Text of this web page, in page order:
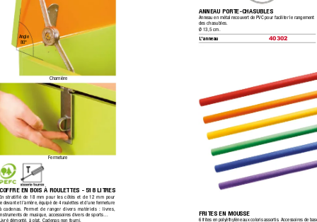
Angle
80°
Charnière
Fermeture
COFFRE EN BOIS À ROULETTES - 518 LITRES
En stratifié de 18 mm pour les côtés et de 12 mm pour
le devant et l’arrière, équipé de 4 roulettes et d’une fermeture
à cadenas.
Permet de ranger divers matériels : livres,
instruments de musique, accessoires divers de sports…
Livré démonté, à plat. Cadenas non fourni.
L'anneau 40302
ANNEAU PORTE-CHASUBLES
Anneau en métal recouvert de PVC pour faciliter le rangement
des chasubles.
Ø 13,5 cm.
FRITES EN MOUSSE
6 frites en polyéthylène aux coloris assortis. Accessoires de